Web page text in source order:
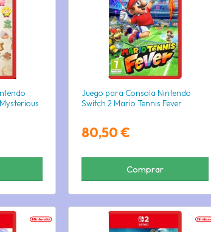
Juego para Consola Nintendo
Switch 2 Mario Tennis Fever
80,50 €
Comprar